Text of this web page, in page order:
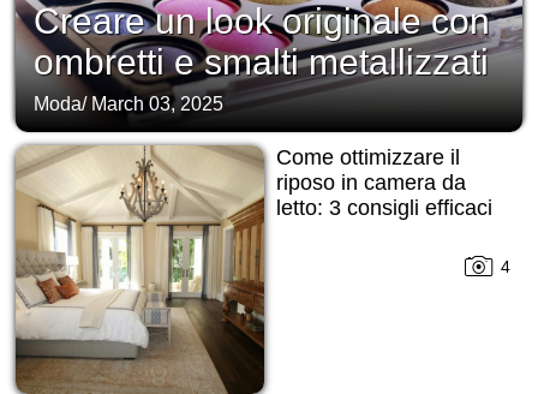
Creare un look originale con
ombretti e smalti metallizzati
Moda/ March 03, 2025
Come ottimizzare il
riposo in camera da
letto: 3 consigli efficaci
4